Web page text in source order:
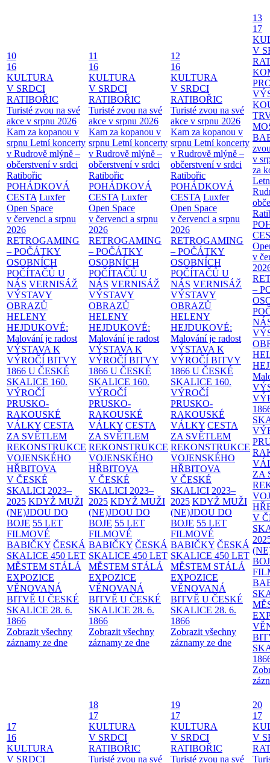
10
16
KULTURA
V SRDCI
RATIBOŘIC
Turisté zvou na své
akce v srpnu 2026
Kam za kopanou v
srpnu Letní koncerty
v Rudrově mlýně –
občerstvení v srdci
Ratibořic
POHÁDKOVÁ
CESTA Luxfer
Open Space
v červenci a srpnu
2026
RETROGAMING
– POČÁTKY
OSOBNÍCH
POČÍTAČŮ U
NÁS VERNISÁŽ
VÝSTAVY
OBRAZŮ
HELENY
HEJDUKOVÉ:
Malování je radost
VÝSTAVA K
VÝROČÍ BITVY
1866 U ČESKÉ
SKALICE 160.
VÝROČÍ
PRUSKO-
RAKOUSKÉ
VÁLKY CESTA
ZA SVĚTLEM
REKONSTRUKCE
VOJENSKÉHO
HŘBITOVA
V ČESKÉ
SKALICI 2023–
2025 KDYŽ MUŽI
(NE)JDOU DO
BOJE 55 LET
FILMOVÉ
BABIČKY ČESKÁ
SKALICE 450 LET
MĚSTEM STÁLÁ
EXPOZICE
VĚNOVANÁ
BITVĚ U ČESKÉ
SKALICE 28. 6.
1866
Zobrazit všechny
záznamy ze dne
11
16
KULTURA
V SRDCI
RATIBOŘIC
Turisté zvou na své
akce v srpnu 2026
Kam za kopanou v
srpnu Letní koncerty
v Rudrově mlýně –
občerstvení v srdci
Ratibořic
POHÁDKOVÁ
CESTA Luxfer
Open Space
v červenci a srpnu
2026
RETROGAMING
– POČÁTKY
OSOBNÍCH
POČÍTAČŮ U
NÁS VERNISÁŽ
VÝSTAVY
OBRAZŮ
HELENY
HEJDUKOVÉ:
Malování je radost
VÝSTAVA K
VÝROČÍ BITVY
1866 U ČESKÉ
SKALICE 160.
VÝROČÍ
PRUSKO-
RAKOUSKÉ
VÁLKY CESTA
ZA SVĚTLEM
REKONSTRUKCE
VOJENSKÉHO
HŘBITOVA
V ČESKÉ
SKALICI 2023–
2025 KDYŽ MUŽI
(NE)JDOU DO
BOJE 55 LET
FILMOVÉ
BABIČKY ČESKÁ
SKALICE 450 LET
MĚSTEM STÁLÁ
EXPOZICE
VĚNOVANÁ
BITVĚ U ČESKÉ
SKALICE 28. 6.
1866
Zobrazit všechny
záznamy ze dne
12
16
KULTURA
V SRDCI
RATIBOŘIC
Turisté zvou na své
akce v srpnu 2026
Kam za kopanou v
srpnu Letní koncerty
v Rudrově mlýně –
občerstvení v srdci
Ratibořic
POHÁDKOVÁ
CESTA Luxfer
Open Space
v červenci a srpnu
2026
RETROGAMING
– POČÁTKY
OSOBNÍCH
POČÍTAČŮ U
NÁS VERNISÁŽ
VÝSTAVY
OBRAZŮ
HELENY
HEJDUKOVÉ:
Malování je radost
VÝSTAVA K
VÝROČÍ BITVY
1866 U ČESKÉ
SKALICE 160.
VÝROČÍ
PRUSKO-
RAKOUSKÉ
VÁLKY CESTA
ZA SVĚTLEM
REKONSTRUKCE
VOJENSKÉHO
HŘBITOVA
V ČESKÉ
SKALICI 2023–
2025 KDYŽ MUŽI
(NE)JDOU DO
BOJE 55 LET
FILMOVÉ
BABIČKY ČESKÁ
SKALICE 450 LET
MĚSTEM STÁLÁ
EXPOZICE
VĚNOVANÁ
BITVĚ U ČESKÉ
SKALICE 28. 6.
1866
Zobrazit všechny
záznamy ze dne
13
17
V
v
za
v
–
ZA
V
17
16
KULTURA
V SRDCI
18
17
KULTURA
V SRDCI
RATIBOŘIC
Turisté zvou na své
19
17
KULTURA
V SRDCI
RATIBOŘIC
Turisté zvou na své
20
17
V